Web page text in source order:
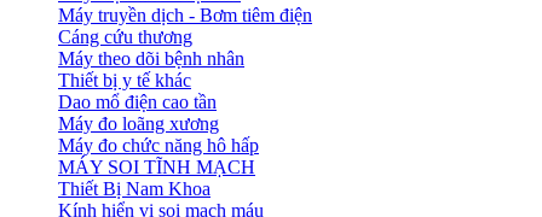
Máy truyền dịch - Bơm tiêm điện
Cáng cứu thương
Máy theo dõi bệnh nhân
Thiết bị y tế khác
Dao mổ điện cao tần
Máy đo loãng xương
Máy đo chức năng hô hấp
MÁY SOI TĨNH MẠCH
Thiết Bị Nam Khoa
Kính hiển vi soi mạch máu